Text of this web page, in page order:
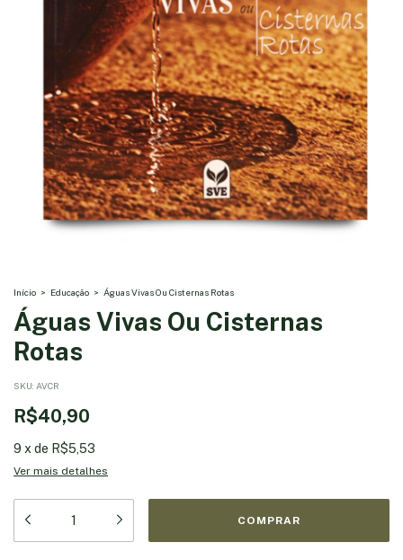
Início > Educação > Águas Vivas Ou Cisternas Rotas
Águas Vivas Ou Cisternas
Rotas
SKU: AVCR
R$40,90
9 x de R$5,53
Ver mais detalhes